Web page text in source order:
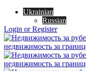
Ukrainian
Russian
Login or Register